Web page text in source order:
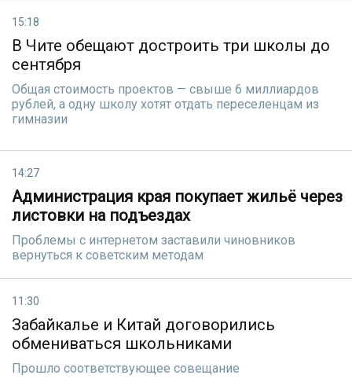
15:18
В Чите обещают достроить три школы до
сентября
Общая стоимость проектов — свыше 6 миллиардов
рублей, а одну школу хотят отдать переселенцам из
гимназии
14:27
Администрация края покупает жильё через
листовки на подъездах
Проблемы с интернетом заставили чиновников
вернуться к советским методам
11:30
Забайкалье и Китай договорились
обмениваться школьниками
Прошло соответствующее совещание